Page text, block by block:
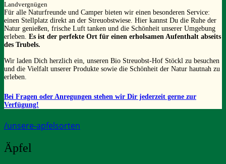
Landvergnügen
Für alle Naturfreunde und Camper bieten wir einen besonderen Service:
einen Stellplatz direkt an der Streuobstwiese. Hier kannst Du die Ruhe der
Natur genießen, frische Luft tanken und die Schönheit unserer Umgebung
erleben. Es ist der perfekte Ort für einen erholsamen Aufenthalt abseits
des Trubels.
Wir laden Dich herzlich ein, unseren Bio Streuobst-Hof Stöckl zu besuchen
und die Vielfalt unserer Produkte sowie die Schönheit der Natur hautnah zu
erleben.
Bei Fragen oder Anregungen stehen wir Dir jederzeit gerne zur
Verfügung!
/unsere-apfelsorten
Äpfel